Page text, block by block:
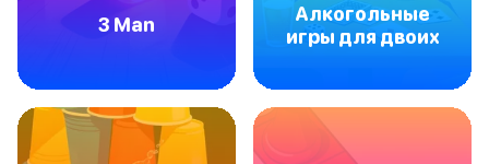
3 Man
Алкогольные
игры для двоих